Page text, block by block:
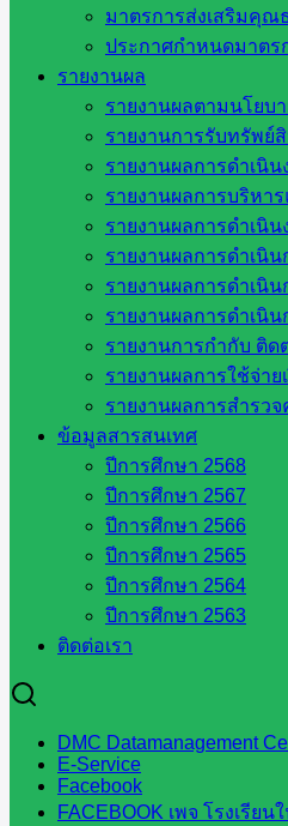
มาตรการส่งเสริมคุณ
ประกาศกำหนดมาตร
รายงานผล
รายงานผลตามนโยบ
รายงานการรับทรัพย์
รายงานผลการดำเนิน
รายงานผลการบริหา
รายงานผลการดำเนิน
รายงานผลการดำเนิ
รายงานผลการดำเนิ
รายงานผลการดำเนิ
รายงานการกำกับ ติด
รายงานผลการใช้จ่า
รายงานผลการสำรว
ข้อมูลสารสนเทศ
ปีการศึกษา 2568
ปีการศึกษา 2567
ปีการศึกษา 2566
ปีการศึกษา 2565
ปีการศึกษา 2564
ปีการศึกษา 2563
ติดต่อเรา
DMC Datamanagement
E-Service
Facebook
FACEBOOK เพจ โรงเรียน
อุทธาหรณ์กรณีความผิ
เดือนกรกฎาคม 2568
กรกฎาคม 14, 2025 กรกฎาค
บทความทางกฏหมาย,แ
อุทาหรณ์กรณีวินัยข้า
บุคลากรทางการศึกษ
มิถุนายน
มิถุนายน 16, 2025
ข่าวประชาสัมพันธ์
อุทธาหรณ์กรณีความผิ
และบุคลากรทางการศึ
พฤษภาคม 6, 2025
และคดี,บทความทางกฏหมาย